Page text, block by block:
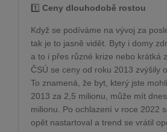
1️ Ceny dlouhodobě rostou
Když se podíváme na vývoj za
tak je to jasně vidět. Byty i domy
a to i přes různé krize nebo krátká
ČSÚ se ceny od roku 2013 zvýšily
To znamená, že byt, který jste
2013 za 2,5 milionu, může mít
milionu. Po ochlazení v roce 2022
opět nastartoval a trend se vrátil